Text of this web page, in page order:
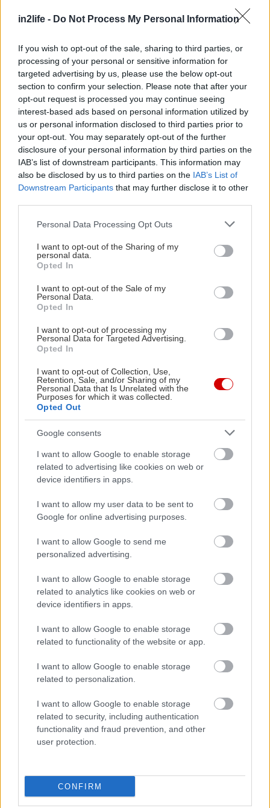
in2life - Do Not Process My Personal Information
If you wish to opt-out of the sale, sharing to third parties, or
processing of your personal or sensitive information for
targeted advertising by us, please use the below opt-out
section to confirm your selection. Please note that after your
opt-out request is processed you may continue seeing
interest-based ads based on personal information utilized by
us or personal information disclosed to third parties prior to
your opt-out. You may separately opt-out of the further
disclosure of your personal information by third parties on the
IAB’s list of downstream participants. This information may
also be disclosed by us to third parties on the IAB’s List of
Downstream Participants that may further disclose it to other
Please note that this website/app uses one or more Google
not limited to your visit or usage behaviour. You may click to
grant or deny consent to Google and its third-party tags to
use your data for below specified purposes in below Google
consent section.
Personal Data Processing Opt Outs
I want to opt-out of the Sharing of my
personal data.
Opted In
I want to opt-out of the Sale of my
Personal Data.
Opted In
I want to opt-out of processing my
Personal Data for Targeted Advertising.
Opted In
I want to opt-out of Collection, Use,
Retention, Sale, and/or Sharing of my
Personal Data that Is Unrelated with the
Purposes for which it was collected.
Opted Out
Google consents
I want to allow Google to enable storage
related to advertising like cookies on web or
device identifiers in apps.
I want to allow my user data to be sent to
Google for online advertising purposes.
I want to allow Google to send me
personalized advertising.
I want to allow Google to enable storage
related to analytics like cookies on web or
device identifiers in apps.
I want to allow Google to enable storage
related to functionality of the website or app.
I want to allow Google to enable storage
related to personalization.
I want to allow Google to enable storage
related to security, including authentication
functionality and fraud prevention, and other
user protection.
CONFIRM
Διαβάστε επίσης
άλλους να
Αναζήτηση
για...